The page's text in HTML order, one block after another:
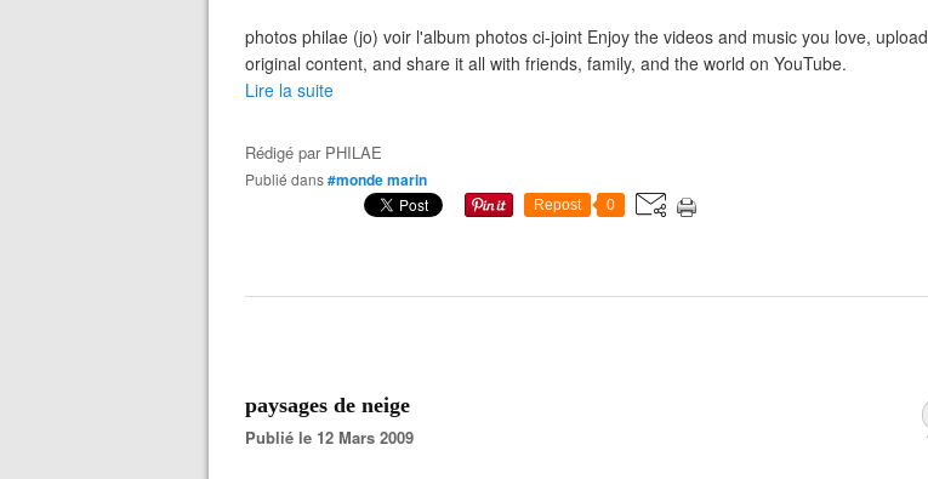
photos philae (jo) voir l'album photos ci-joint Enjoy the videos and music you love, upload
original content, and share it all with friends, family, and the world on YouTube.
Lire la suite
Rédigé par PHILAE
Publié dans#monde marin
Repost 0
paysages de neige
Publié le 12 Mars 2009